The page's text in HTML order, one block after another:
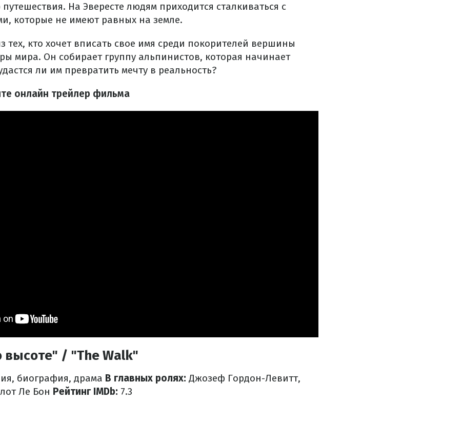
путешествия. На Эвересте людям приходится сталкиваться с
которые не имеют равных на земле.
тех, кто хочет вписать свое имя среди покорителей вершины
мира. Он собирает группу альпинистов, которая начинает
ли им превратить мечту в реальность?
онлайн трейлер фильма
высоте" / "The Walk"
биография, драма В главных ролях: Джозеф Гордон-Левитт,
Ле Бон Рейтинг IMDb: 7.3